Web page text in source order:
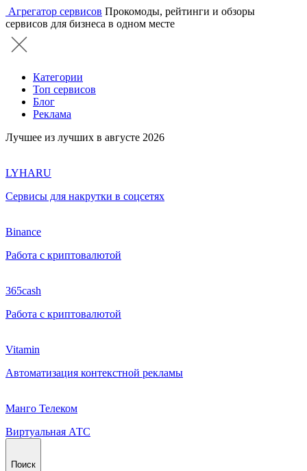
Агрегатор сервисов Прокомоды, рейтинги и обзоры
сервисов для бизнеса в одном месте
Категории
Топ сервисов
Блог
Реклама
Лучшее из лучших в августе 2026
LYHARU
Сервисы для накрутки в соцсетях
Binance
Работа с криптовалютой
365cash
Работа с криптовалютой
Vitamin
Автоматизация контекстной рекламы
Манго Телеком
Виртуальная АТС
Поиск